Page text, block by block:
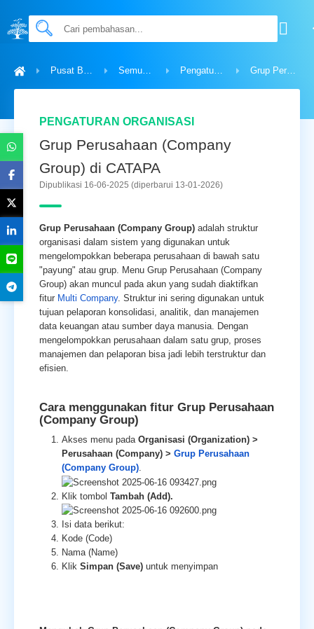
Pusat Bantuan Semua Topik Pengaturan Organisasi Grup Perusahaan (Company Group) di CATAPA
PENGATURAN ORGANISASI
Grup Perusahaan (Company
Group) di CATAPA
Dipublikasi 16-06-2025 (diperbarui 13-01-2026)
Grup Perusahaan (Company Group) adalah struktur
organisasi dalam sistem yang digunakan untuk
mengelompokkan beberapa perusahaan di bawah satu
"payung" atau grup. Menu Grup Perusahaan (Company
Group) akan muncul pada akun yang sudah diaktifkan
fitur Multi Company. Struktur ini sering digunakan untuk
tujuan pelaporan konsolidasi, analitik, dan manajemen
data keuangan atau sumber daya manusia. Dengan
mengelompokkan perusahaan dalam satu grup, proses
manajemen dan pelaporan bisa jadi lebih terstruktur dan
efisien.
Cara menggunakan fitur Grup Perusahaan
(Company Group)
Akses menu pada Organisasi (Organization) >
Perusahaan (Company) > Grup Perusahaan
(Company Group).
Klik tombol Tambah (Add).
Isi data berikut:
Kode (Code)
Nama (Name)
Klik Simpan (Save) untuk menyimpan